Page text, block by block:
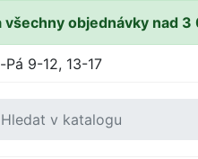
všechny objednávky nad 3
Pá 9-12, 13-17